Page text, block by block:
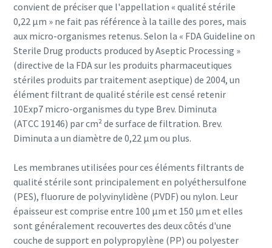
Tout ce que vous devez savoir sur votre
processus de transport pneumatique
Découvrez comment créer un processus de transport
pneumatique plus efficace.
convient de préciser que l'appellation « qualité stérile
0,22 µm » ne fait pas référence à la taille des pores, mais
aux micro-organismes retenus. Selon la « FDA Guideline on
Sterile Drug products produced by Aseptic Processing »
(directive de la FDA sur les produits pharmaceutiques
stériles produits par traitement aseptique) de 2004, un
élément filtrant de qualité stérile est censé retenir
10Exp7 micro-organismes du type Brev. Diminuta
(ATCC 19146) par cm² de surface de filtration. Brev.
Diminuta a un diamètre de 0,22 µm ou plus.
Les membranes utilisées pour ces éléments filtrants de
qualité stérile sont principalement en polyéthersulfone
(PES), fluorure de polyvinylidène (PVDF) ou nylon. Leur
épaisseur est comprise entre 100 µm et 150 µm et elles
sont généralement recouvertes des deux côtés d'une
couche de support en polypropylène (PP) ou polyester